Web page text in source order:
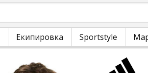
Екипировка Sportstyle